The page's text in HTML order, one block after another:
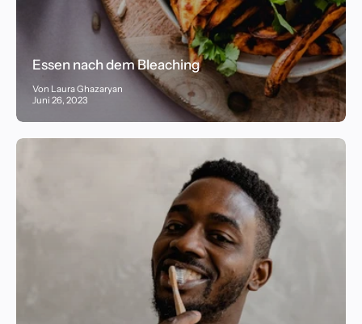
Essen nach dem Bleaching
Von Laura Ghazaryan
Juni 26, 2023